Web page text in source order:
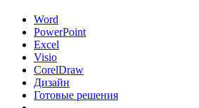
Word
PowerPoint
Excel
Visio
CorelDraw
Дизайн
Готовые решения